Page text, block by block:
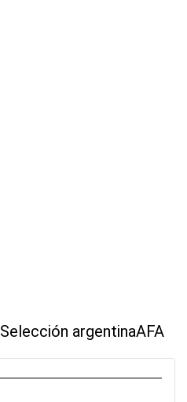
Selección argentinaAFA